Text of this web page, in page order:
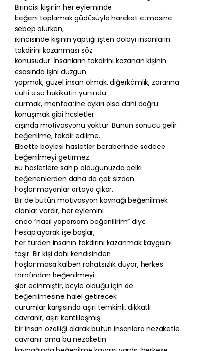
Birincisi kişinin her eyleminde
beğeni toplamak güdüsüyle hareket etmesine
sebep olurken,
ikincisinde kişinin yaptığı işten dolayı insanların
takdirini kazanması söz
konusudur. İnsanların takdirini kazanan kişinin
esasında işini düzgün
yapmak, güzel insan olmak, diğerkâmlık, zararına
dahi olsa hakikatin yanında
durmak, menfaatine aykırı olsa dahi doğru
konuşmak gibi hasletler
dışında motivasyonu yoktur. Bunun sonucu gelir
beğenilme, takdir edilme.
Elbette böylesi hasletler beraberinde sadece
beğenilmeyi getirmez.
Bu hasletlere sahip olduğunuzda belki
beğenenlerden daha da çok sizden
hoşlanmayanlar ortaya çıkar.
Bir de bütün motivasyon kaynağı beğenilmek
olanlar vardır, her eylemini
önce “nasıl yaparsam beğenilirim” diye
hesaplayarak işe başlar,
her türden insanın takdirini kazanmak kaygısını
taşır. Bir kişi dahi kendisinden
hoşlanmasa kalben rahatsızlık duyar, herkes
tarafından beğenilmeyi
şiar edinmiştir, böyle olduğu için de
beğenilmesine halel getirecek
durumlar karşısında aşırı temkinli, dikkatli
davranır, aşırı kentlileşmiş
bir insan özelliği olarak bütün insanlara nezaketle
davranır ama bu nezaketin